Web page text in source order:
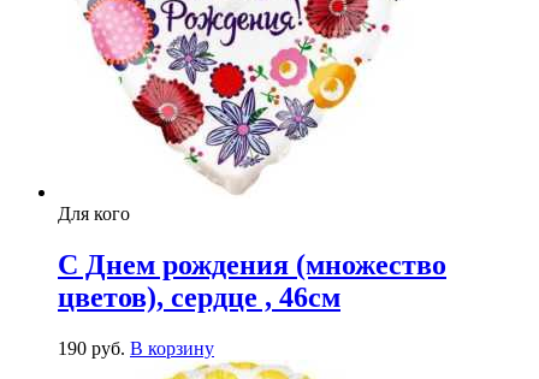
Для кого
С Днем рождения (множество
цветов), сердце , 46см
190 руб. В корзину